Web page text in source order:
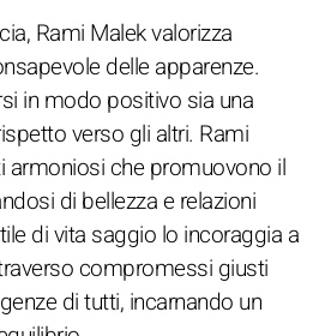
Rami Malek valorizza
delle apparenze.
in modo positivo sia una
verso gli altri. Rami
armoniosi che promuovono il
di bellezza e relazioni
di vita saggio lo incoraggia a
compromessi giusti
di tutti, incarnando un